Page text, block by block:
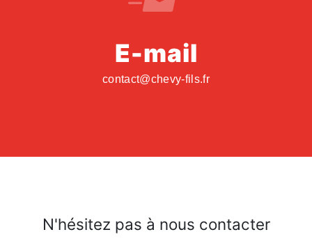
E-mail
contact@chevy-fils.fr
N'hésitez pas à nous contacter